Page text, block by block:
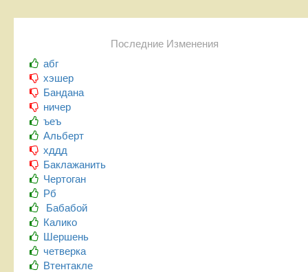
Последние Изменения
абг
хэшер
Бандана
ничер
ъеъ
Альберт
хддд
Баклажанить
Чертоган
Рб
Бабабой
Калико
Шершень
четверка
Втентакле